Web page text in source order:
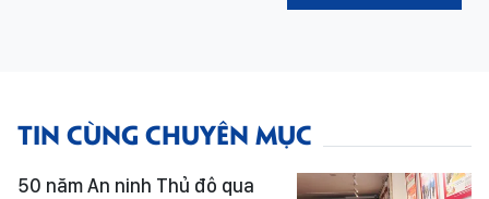
TIN CÙNG CHUYÊN MỤC
50 năm An ninh Thủ đô qua